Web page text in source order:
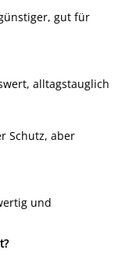
gut für
alltagstauglich
Schutz, aber
und